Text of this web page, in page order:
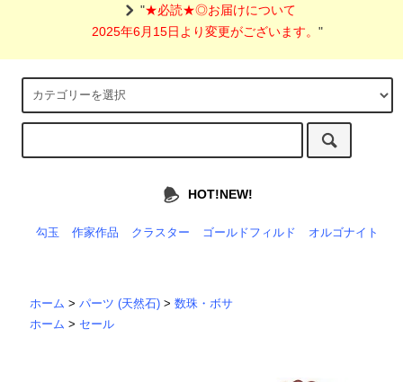
"★必読★◎お届けについて
2025年6月15日より変更がございます。"
HOT!NEW!
勾玉 作家作品 クラスター ゴールドフィルド オルゴナイト
ホーム >パーツ (天然石) >数珠・ボサ
ホーム > セール